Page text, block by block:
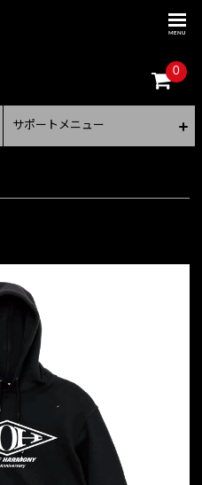
MENU
0
サポートメニュー